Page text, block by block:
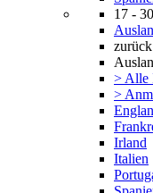
17 -
zurück
> Alle
>
Irland
Italien